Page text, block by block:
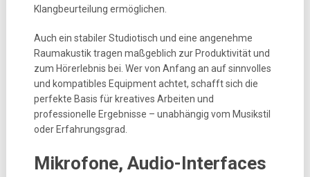
Klangbeurteilung ermöglichen.
Auch ein stabiler Studiotisch und eine angenehme
Raumakustik tragen maßgeblich zur Produktivität und
zum Hörerlebnis bei. Wer von Anfang an auf sinnvolles
und kompatibles Equipment achtet, schafft sich die
perfekte Basis für kreatives Arbeiten und
professionelle Ergebnisse – unabhängig vom Musikstil
oder Erfahrungsgrad.
Mikrofone, Audio-Interfaces